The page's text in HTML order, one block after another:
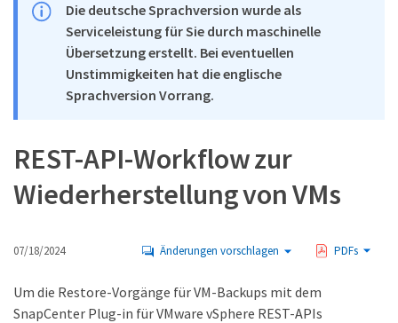
Die deutsche Sprachversion wurde als
Serviceleistung für Sie durch maschinelle
Übersetzung erstellt. Bei eventuellen
Unstimmigkeiten hat die englische
Sprachversion Vorrang.
REST-API-Workflow zur
Wiederherstellung von VMs
07/18/2024 Änderungen vorschlagen PDFs
Um die Restore-Vorgänge für VM-Backups mit dem
SnapCenter Plug-in für VMware vSphere REST-APIs